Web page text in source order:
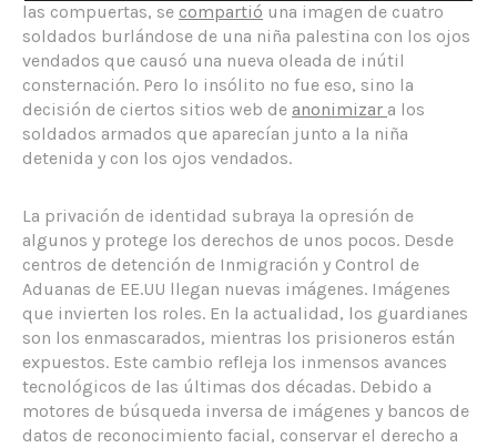
las compuertas, se compartió una imagen de cuatro
soldados burlándose de una niña palestina con los ojos
vendados que causó una nueva oleada de inútil
consternación. Pero lo insólito no fue eso, sino la
decisión de ciertos sitios web de anonimizar a los
soldados armados que aparecían junto a la niña
detenida y con los ojos vendados.
La privación de identidad subraya la opresión de
algunos y protege los derechos de unos pocos. Desde
centros de detención de Inmigración y Control de
Aduanas de EE.UU llegan nuevas imágenes. Imágenes
que invierten los roles. En la actualidad, los guardianes
son los enmascarados, mientras los prisioneros están
expuestos. Este cambio refleja los inmensos avances
tecnológicos de las últimas dos décadas. Debido a
motores de búsqueda inversa de imágenes y bancos de
datos de reconocimiento facial, conservar el derecho a